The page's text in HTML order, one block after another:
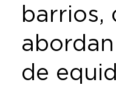
barrios,
de